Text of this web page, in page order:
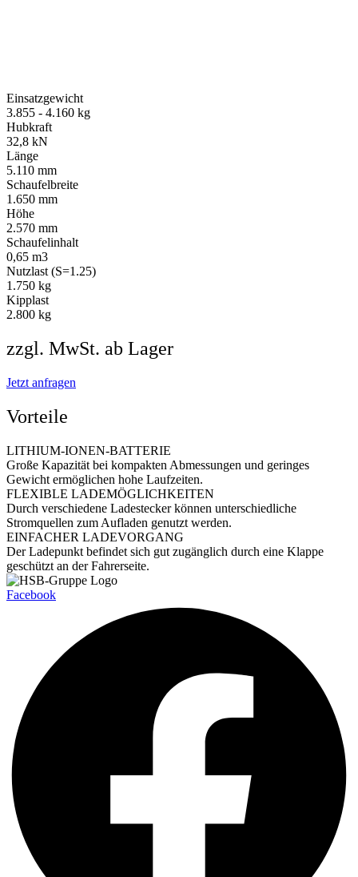
Einsatzgewicht
3.855 - 4.160 kg
Hubkraft
32,8 kN
Länge
5.110 mm
Schaufelbreite
1.650 mm
Höhe
2.570 mm
Schaufelinhalt
0,65 m3
Nutzlast (S=1.25)
1.750 kg
Kipplast
2.800 kg
zzgl. MwSt. ab Lager
Jetzt anfragen
Vorteile
LITHIUM-IONEN-BATTERIE
Große Kapazität bei kompakten Abmessungen und geringes
Gewicht ermöglichen hohe Laufzeiten.
FLEXIBLE LADEMÖGLICHKEITEN
Durch verschiedene Ladestecker können unterschiedliche
Stromquellen zum Aufladen genutzt werden.
EINFACHER LADEVORGANG
Der Ladepunkt befindet sich gut zugänglich durch eine Klappe
geschützt an der Fahrerseite.
Facebook